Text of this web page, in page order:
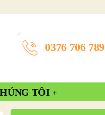
0376 706 789
TÔI